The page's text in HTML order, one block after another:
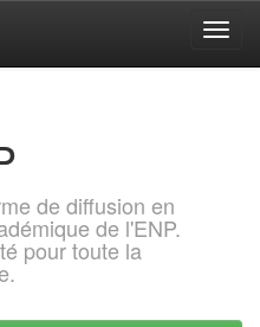
de diffusion en
de l'ENP.
pour toute la